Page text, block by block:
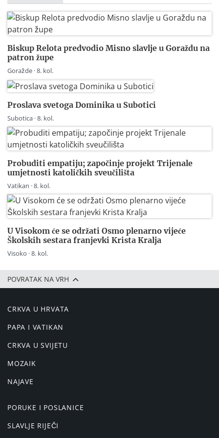
Biskup Relota predvodio Misno slavlje u Goraždu na
patron župe
Goražde · 8. kol.
Proslava svetoga Dominika u Subotici
Subotica · 8. kol.
Probuditi empatiju; započinje projekt Trijenale
umjetnosti katoličkih sveučilišta
Vatikan · 8. kol.
U Visokom će se održati Osmo plenarno vijeće
Školskih sestara franjevki Krista Kralja
Visoko · 8. kol.
POVRATAK NA VRH
CRKVA U HRVATA
PAPA I VATIKAN
CRKVA U SVIJETU
MOZAIK
NAJAVE
PORUKE I POSLANICE
SLAVLJE RIJEČI